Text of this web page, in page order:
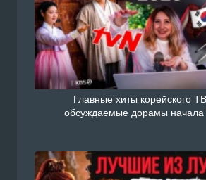
Главные хиты корейского
обсуждаемые дорамы начала